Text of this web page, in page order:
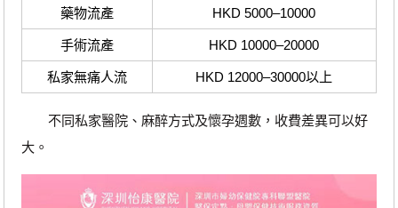
藥物流產 HKD 5000–10000
手術流產 HKD 10000–20000
私家無痛人流 HKD 12000–30000以上
不同私家醫院、麻醉方式及懷孕週數，收費差異可以好
大。